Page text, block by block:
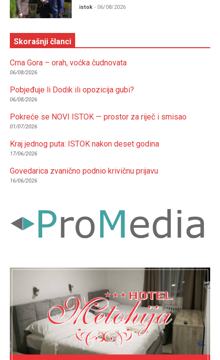
istok - 06/08/2026
Skorašnji članci
Crna Gora – orah, voćka čudnovata
06/08/2026
Pobjeđuje li Dodik ili opozicija gubi?
06/08/2026
Pokreće se NOVI ISTOK — prostor za riječ i smisao
01/07/2026
Kraj jednog puta: ISTOK nakon deset godina
17/06/2026
Govedarica zvanično podnio krivičnu prijavu
16/06/2026